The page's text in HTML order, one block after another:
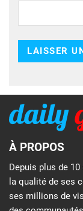
À PROPOS
Depuis plus de
la qualité de ses
ses millions de